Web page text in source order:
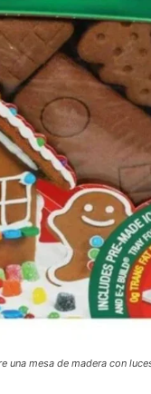
mesa de madera con